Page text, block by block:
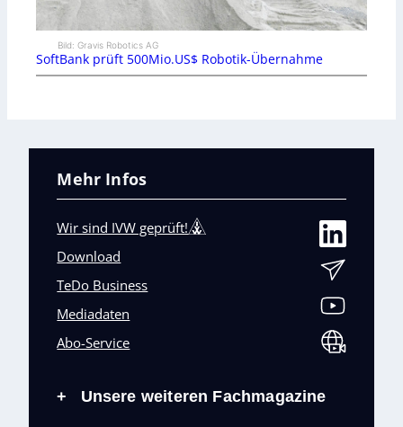
Bild: Gravis Robotics AG
SoftBank prüft 500Mio.US$ Robotik-Übernahme
Mehr Infos
Wir sind IVW geprüft!
Download
TeDo Business
Mediadaten
Abo-Service
+ Unsere weiteren Fachmagazine